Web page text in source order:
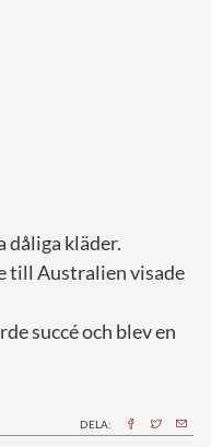
dåliga kläder.
till Australien visade
succé och blev en
DELA: